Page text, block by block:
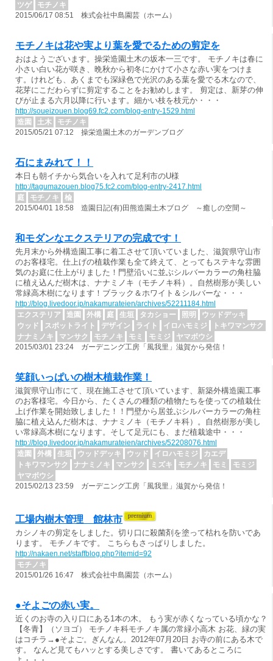
ツゲ
モチノキ
2015/06/17 08:51 株式会社中島園芸（ホーム）
モチノキは花や実より葉を愛でるための剪定を
おはようございます。操栄造園土木の坂本一三です。 モチノキは春に
小さい白い花が咲き、晩秋から初冬にかけて小さな赤い実をつけま
す。けれども、あくまでも深緑色で光沢のある葉を愛でる木なので、
花芽にこだわらずに剪定することをお勧めします。 剪定は、新芽の伸
びが止まる六月以降に行います。細かい枝を枝元か・・・
http://soueizouen.blog69.fc2.com/blog-entry-1529.html
造園
土木
モチノキ
2015/05/21 07:12 操栄造園土木のガーデンブログ
石にまみれて！！
本日も朝イチから気合いを入れて足利市のU様
http://tagumazouen.blog75.fc2.com/blog-entry-2417.html
庭
モチノキ
楡
2015/04/01 18:58 造園日記(有)田熊造園土木ブログ ～癒しの空間～
和モダンなエクステリアの完成です！
先月末から外構造園工事に着工させて頂いていました、滋賀県守山市
のお客様宅。仕上げの植栽作業も全て終えて、とってもステキな雰囲
気のお庭に仕上がりました！門壁沿いに並ぶシルバーカラーの角柱脇
に植え込んだ樹木は、ナナミノキ（モチノキ科）。自然樹形が美しい
常緑高木樹になります！ブラック＆ホワイト＆シルバーな・・・
http://blog.livedoor.jp/nakamurateien/archives/52211184.html
エクステリア
造園 外構 庭 生垣 タカショー 照明
ウッドデッキ
ウッド
スポットライト デザイン ライト イロハモミジ
トキワマンサク
ナナミノキ
マンサク モチノキ モミ モミジ
ヤマボウシ
2015/03/01 23:24 ガーデニング工房「風我里」滋賀から発信！
笑顔いっぱいの樹木植栽作業！
滋賀県守山市にて、現在施工させて頂いています、新築外構造園工事
のお客様宅。今日から、たくさんの種類の植物たちを使っての植栽仕
上げ作業を開始致しました！！門壁から居並ぶシルバーカラーの角柱
脇に植え込んだ樹木は、ナナミノキ（モチノキ科）。自然樹形が美し
い常緑高木樹になります。そして足元にも、まだ植栽途中・・・
http://blog.livedoor.jp/nakamurateien/archives/52208076.html
造園
外構 生垣 ウッドデッキ ウッド イロハモミジ
カエデ
トキワマンサク
ナナミノキ マンサク ミズキ モチノキ モミ
モミジ
ヤマボウシ
2015/02/13 23:59 ガーデニング工房「風我里」滋賀から発信！
工場内樹木管理 館林市
カシノキの剪定をしました。切り口に殺菌剤を塗って枯れを防いであ
ります。 モチノキです。 こちらもさっぱりしました。
http://nakaen.net/staffblog.php?itemid=92
モチノキ
2015/01/26 16:47 株式会社中島園芸（ホーム）
●そよごの赤い実。
近くのお寺の入り口にある1本の木。 もう実が赤くなっている頃かな？
【冬青】（ソヨゴ） モチノキ科モチノキ属の常緑小高木 お花、緑の実
はコチラ→●そよご。ぎんなん。2012年07月20日 お寺の前にある木で
す。 なんど見てもハッとする美しさです。 書いてあるところに